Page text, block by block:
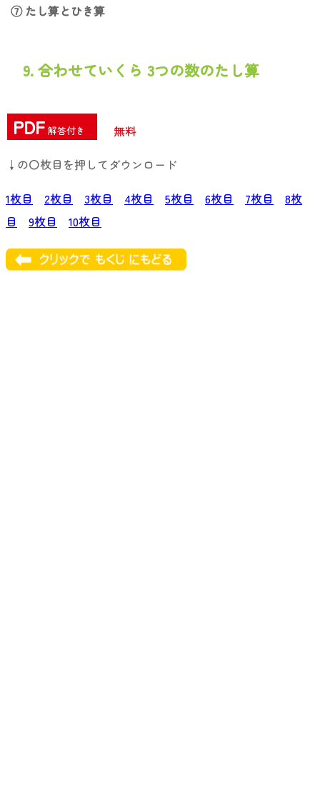
⑦ たし算とひき算
9. 合わせていくら 3つの数のたし算
PDF 解答付き
無料
↓の〇枚目を押してダウンロード
1枚目
2枚目 3枚目 4枚目 5枚目 6枚目 7枚目
8枚
目
9枚目 10枚目